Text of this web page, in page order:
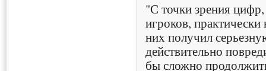
"С точки зрения
игроков,
них получил
действительно
бы сложно